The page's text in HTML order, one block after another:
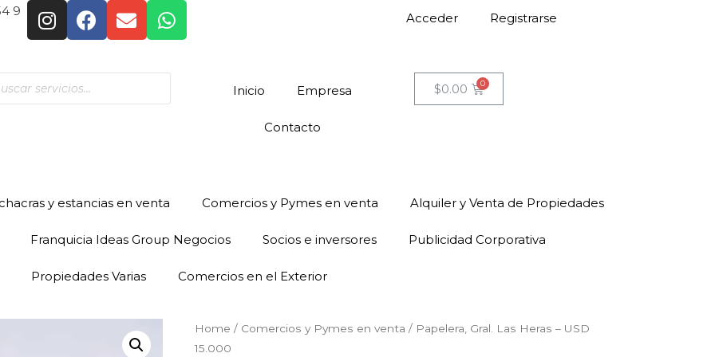
9 Acceder Registrarse
Inicio Empresa
Contacto
$0.00
y estancias en venta Comercios y Pymes en venta Alquiler y Venta de Propiedades
Franquicia Ideas Group Negocios Socios e inversores Publicidad Corporativa
Propiedades Varias Comercios en el Exterior
Home / Comercios y Pymes en venta / Papelera, Gral. Las Heras – USD
15.000